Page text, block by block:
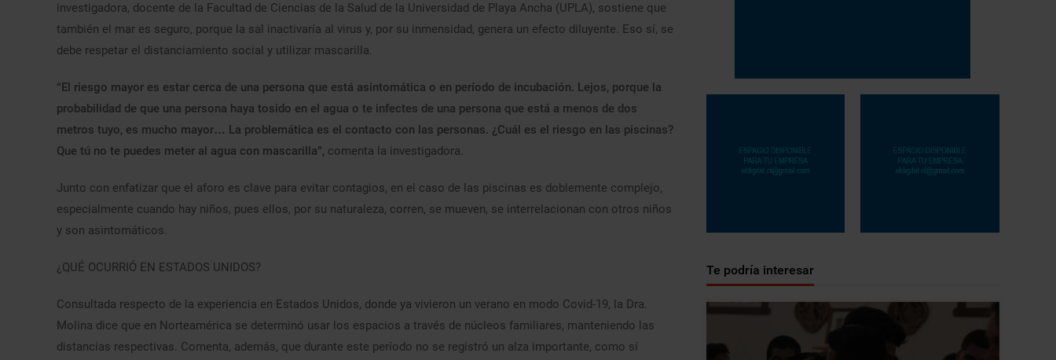
investigadora, docente de la Facultad de Ciencias de la Salud de la Universidad de Playa Ancha (UPLA), sostiene que
también el mar es seguro, porque la sal inactivaría al virus y, por su inmensidad, genera un efecto diluyente. Eso sí, se
debe respetar el distanciamiento social y utilizar mascarilla.
“El riesgo mayor es estar cerca de una persona que está asintomática o en período de incubación. Lejos, porque la
probabilidad de que una persona haya tosido en el agua o te infectes de una persona que está a menos de dos
metros tuyo, es mucho mayor… La problemática es el contacto con las personas. ¿Cuál es el riesgo en las piscinas?
Que tú no te puedes meter al agua con mascarilla”, comenta la investigadora.
Junto con enfatizar que el aforo es clave para evitar contagios, en el caso de las piscinas es doblemente complejo,
especialmente cuando hay niños, pues ellos, por su naturaleza, corren, se mueven, se interrelacionan con otros niños
y son asintomáticos.
¿QUÉ OCURRIÓ EN ESTADOS UNIDOS?
Consultada respecto de la experiencia en Estados Unidos, donde ya vivieron un verano en modo Covid-19, la Dra.
Molina dice que en Norteamérica se determinó usar los espacios a través de núcleos familiares, manteniendo las
distancias respectivas. Comenta, además, que durante este período no se registró un alza importante, como sí
Te podría interesar